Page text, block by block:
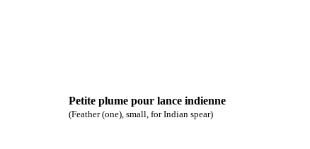
Petite plume pour lance indienne
(Feather (one), small, for Indian spear)